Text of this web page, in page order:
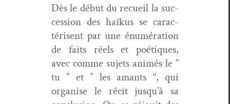
Dès le début du recueil la suc­
ces­sion des haïkus se car­ac­
térisent par une énuméra­tion
de faits réels et poé­tiques,
avec comme sujets ani­més le ”
tu ” et ” les amants “, qui
organ­ise le réc­it jusqu’à sa